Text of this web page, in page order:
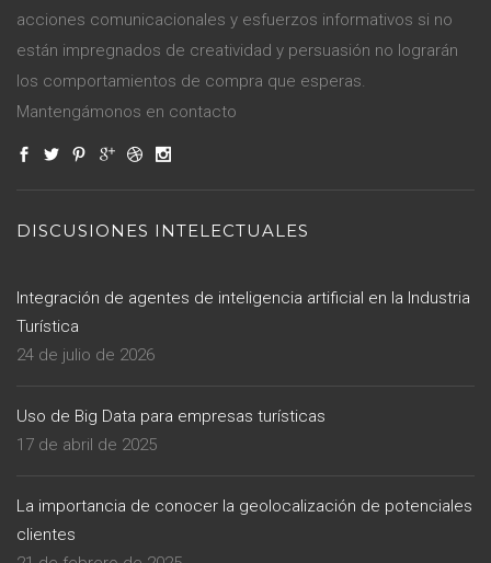
acciones comunicacionales y esfuerzos informativos si no
están impregnados de creatividad y persuasión no lograrán
los comportamientos de compra que esperas.
Mantengámonos en contacto
DISCUSIONES INTELECTUALES
Integración de agentes de inteligencia artificial en la Industria
Turística
24 de julio de 2026
Uso de Big Data para empresas turísticas
17 de abril de 2025
La importancia de conocer la geolocalización de potenciales
clientes